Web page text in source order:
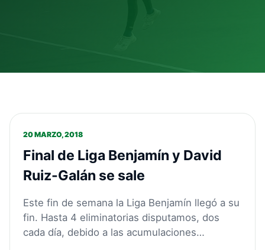
20 MARZO, 2018
Final de Liga Benjamín y David
Ruiz-Galán se sale
Este fin de semana la Liga Benjamín llegó a su
fin. Hasta 4 eliminatorias disputamos, dos
cada día, debido a las acumulaciones…